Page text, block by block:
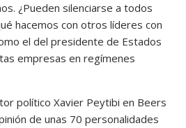
¿Pueden silenciarse a todos
hacemos con otros líderes con
el del presidente de Estados
empresas en regímenes
político Xavier Peytibi en Beers
de unas 70 personalidades